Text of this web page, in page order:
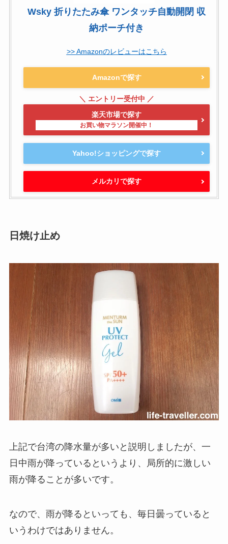
Wsky 折りたたみ傘 ワンタッチ自動開閉 収
納ポーチ付き
Amazon
Amazonで探す
楽天市場で探す
Yahoo!ショッピングで探す
メルカリで探す
日焼け止め
上記で台湾の降水量が多いと説明しましたが、一
日中雨が降っているというより、局所的に激しい
雨が降ることが多いです。
なので、雨が降るといっても、毎日曇っていると
いうわけではありません。